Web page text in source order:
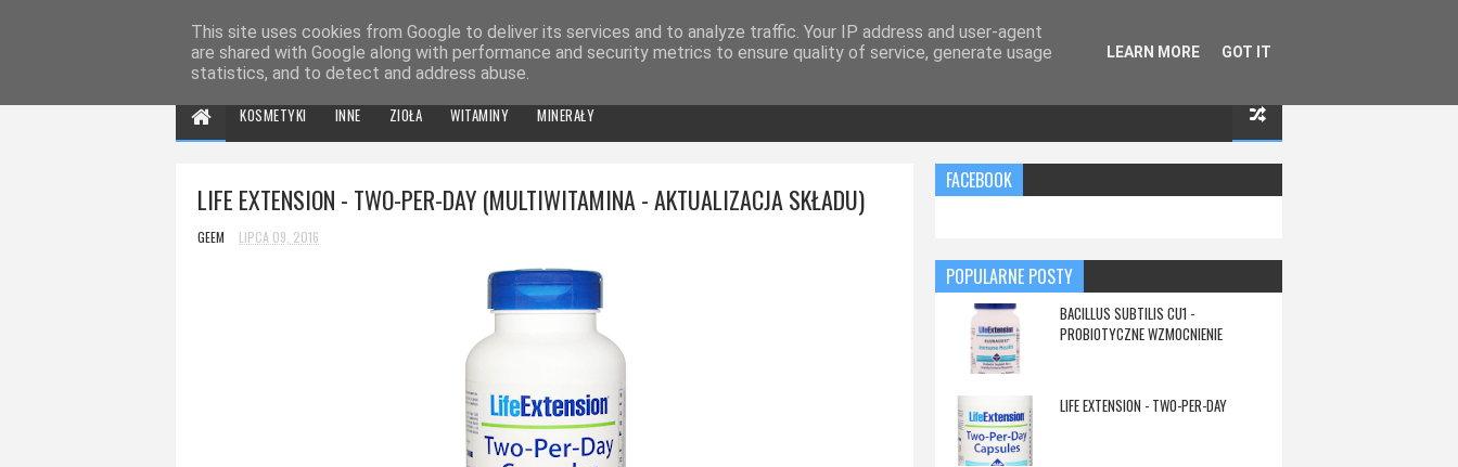
SUPLEMENTOWE SZALEŃSTWO NAUKOWO O SUPLEMENTACH
KOSMETYKI INNE ZIOŁA WITAMINY MINERAŁY
LIFE EXTENSION - TWO-PER-DAY (MULTIWITAMINA - AKTUALIZACJA SKŁADU)
GEEM LIPCA 09, 2016
FACEBOOK
POPULARNE POSTY
BACILLUS SUBTILIS CU1 -
PROBIOTYCZNE WZMOCNIENIE
LIFE EXTENSION - TWO-PER-DAY
This site uses cookies from Google to deliver its services and to analyze traffic. Your IP address and user-agent
are shared with Google along with performance and security metrics to ensure quality of service, generate usage
statistics, and to detect and address abuse.
LEARN MORE GOT IT